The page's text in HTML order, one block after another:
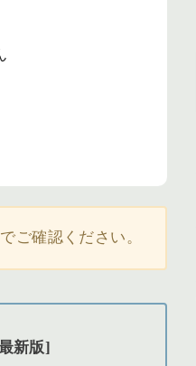
ご確認ください。
新版]